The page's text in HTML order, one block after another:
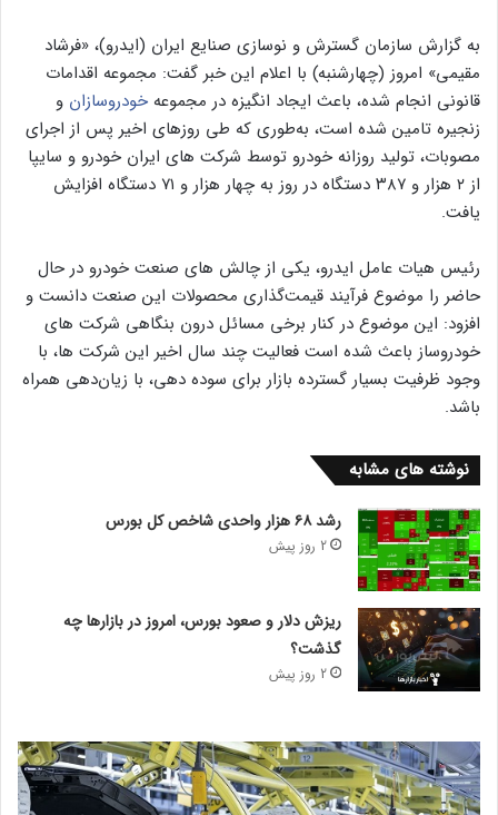
به گزارش سازمان گسترش و نوسازی صنایع ایران (ایدرو)، «فرشاد
مقیمی» امروز (چهارشنبه) با اعلام این خبر گفت: مجموعه اقدامات
قانونی انجام شده، باعث ایجاد انگیزه در مجموعه خودروسازان و
زنجیره تامین شده است، به‌طوری که طی روزهای اخیر پس از اجرای
مصوبات، تولید روزانه خودرو توسط شرکت های ایران خودرو و سایپا
از ۲ هزار و ۳۸۷ دستگاه در روز به چهار هزار و ۷۱ دستگاه افزایش
یافت.
رئیس هیات عامل ایدرو، یکی از چالش های صنعت خودرو در حال
حاضر را موضوع فرآیند قیمت‌گذاری محصولات این صنعت دانست و
افزود: این موضوع در کنار برخی مسائل درون بنگاهی شرکت های
خودروساز باعث شده است فعالیت چند سال اخیر این شرکت ها، با
وجود ظرفیت بسیار گسترده بازار برای سوده دهی، با زیان‌دهی همراه
باشد.
نوشته های مشابه
رشد ۶۸ هزار واحدی شاخص کل بورس
2 روز پیش
ریزش دلار و صعود بورس، امروز در بازارها چه
گذشت؟
2 روز پیش